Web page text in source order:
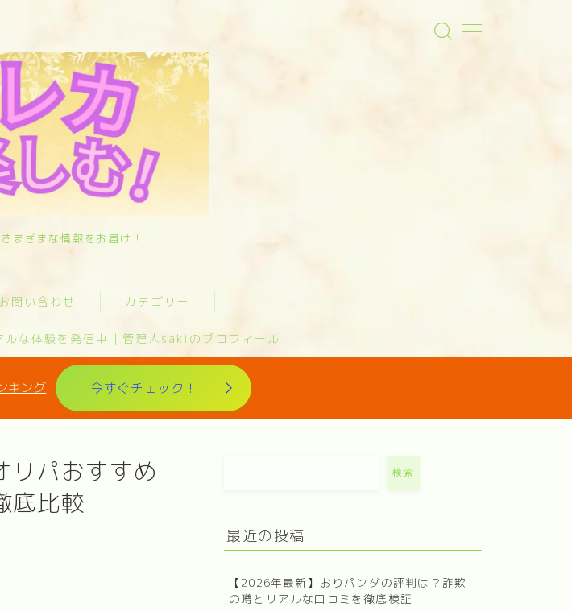
まざまな情報をお届け！
お問い合わせ カテゴリー
な体験を発信中｜管理人sakiのプロフィール
カと歩んできたリアル
キング 今すぐチェック！
リパおすすめ
底比較
検索
最近の投稿
【2026年最新】おりパンダの評判は？詐欺
の噂とリアルな口コミを徹底検証